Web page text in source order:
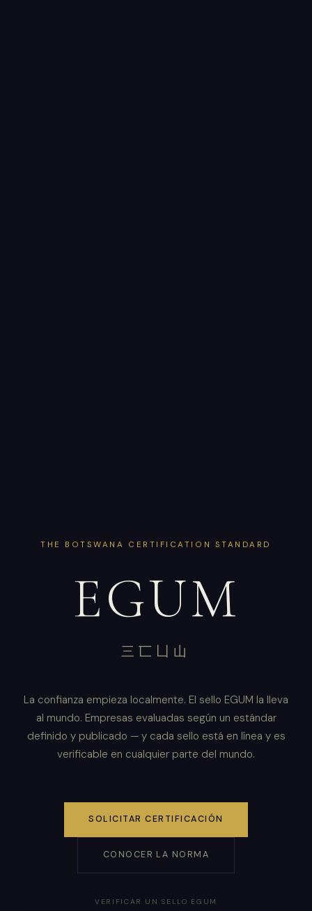
THE BOTSWANA CERTIFICATION STANDARD
EGUM
三匸凵山
La confianza empieza localmente. El sello EGUM la lleva
al mundo. Empresas evaluadas según un estándar
definido y publicado — y cada sello está en línea y es
verificable en cualquier parte del mundo.
SOLICITAR CERTIFICACIÓN
CONOCER LA NORMA
VERIFICAR UN SELLO EGUM